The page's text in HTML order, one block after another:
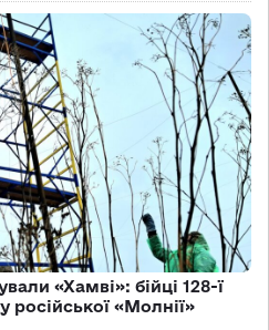
«Хамві»: бійці 128-ї
російської «Молнії»